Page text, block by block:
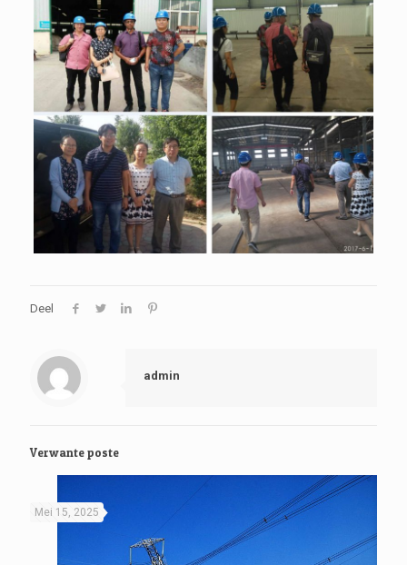
Deel
admin
Verwante poste
Mei 15, 2025